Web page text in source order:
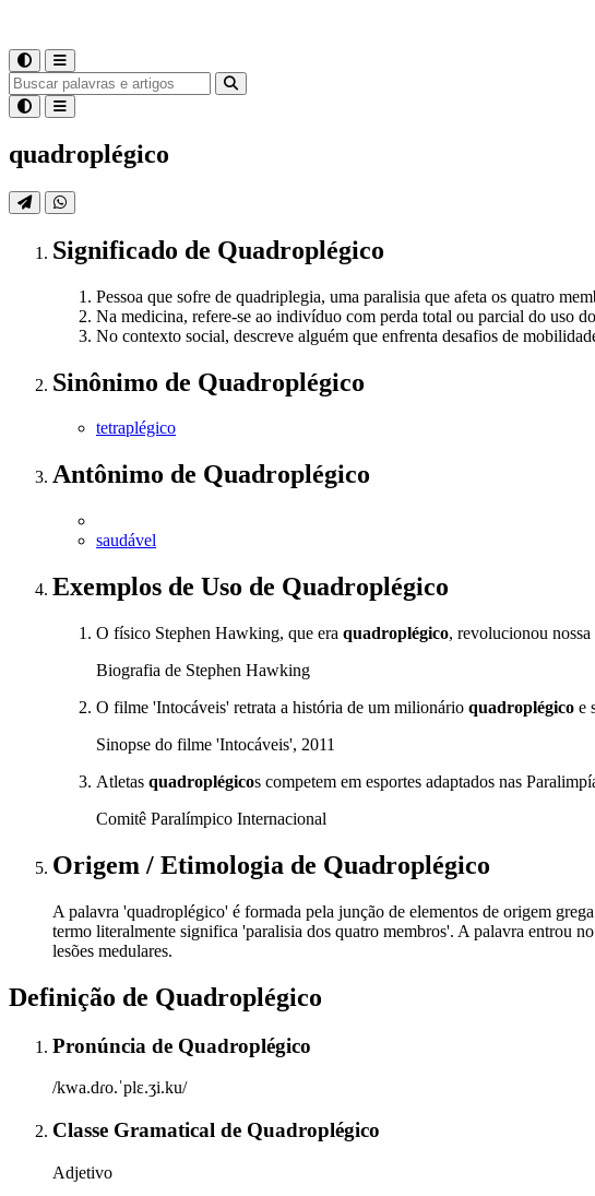
quadroplégico
Significado de Quadroplégico
Pessoa que sofre de quadriplegia, uma paralisia que afeta os quatro
Na medicina, refere-se ao indivíduo com perda total ou parcial do uso
No contexto social, descreve alguém que enfrenta desafios de
Sinônimo de Quadroplégico
tetraplégico
Antônimo de Quadroplégico
saudável
Exemplos de Uso de Quadroplégico
O físico Stephen Hawking, que era quadroplégico, revolucionou
Biografia de Stephen Hawking
O filme 'Intocáveis' retrata a história de um milionário quadroplégico e
Sinopse do filme 'Intocáveis', 2011
Atletas quadroplégicos competem em esportes adaptados nas
Comitê Paralímpico Internacional
Origem / Etimologia de Quadroplégico
A palavra 'quadroplégico' é formada pela junção de elementos de origem
termo literalmente significa 'paralisia dos quatro membros'. A palavra entrou
lesões medulares.
Definição de Quadroplégico
Pronúncia de Quadroplégico
/kwa.dɾo.ˈplɛ.ʒi.ku/
Classe Gramatical de Quadroplégico
Adjetivo